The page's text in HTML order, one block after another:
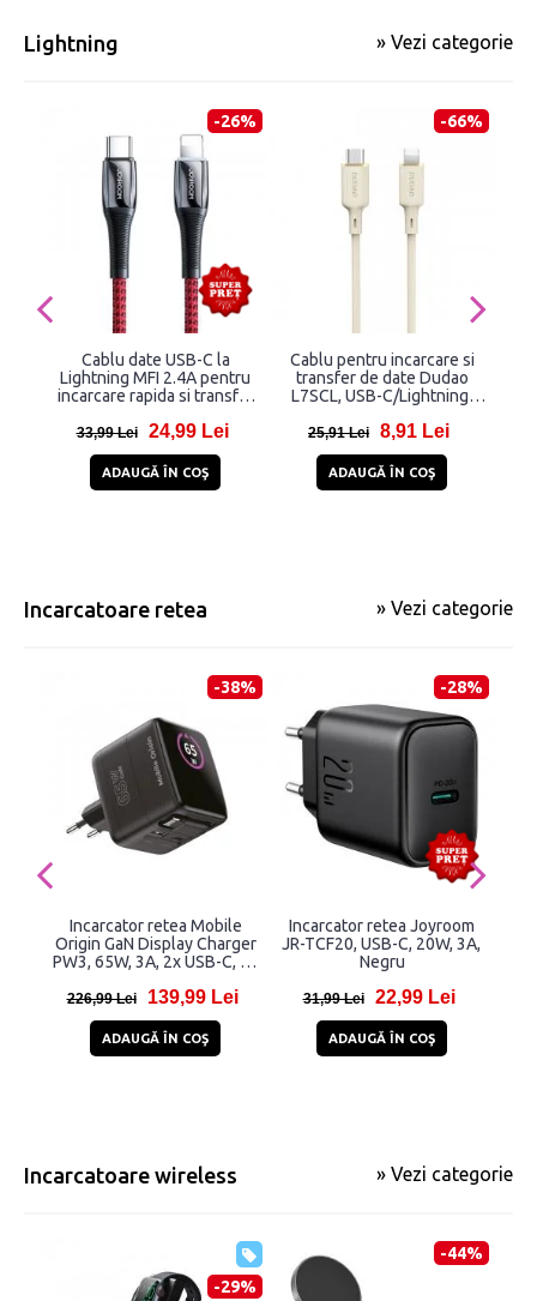
Lightning » Vezi categorie
-26%
Cablu date USB-C la
Lightning MFI 2.4A pentru
incarcare rapida si transfer
20W, 480 Mbps, 1.2m, Rosu
33,99 Lei 24,99 Lei
ADAUGĂ ÎN COŞ
-66%
Cablu pentru incarcare si
transfer de date Dudao
L7SCL, USB-C/Lightning,
25,91 Lei 8,91 Lei
ADAUGĂ ÎN COŞ
Incarcatoare retea » Vezi categorie
-38%
Incarcator retea Mobile
Origin GaN Display Charger
PW3, 65W, 3A, 2x USB-C, 1x
226,99 Lei 139,99 Lei
ADAUGĂ ÎN COŞ
-28%
Incarcator retea Joyroom
JR-TCF20, USB-C, 20W, 3A,
Negru
31,99 Lei 22,99 Lei
ADAUGĂ ÎN COŞ
Incarcatoare wireless » Vezi categorie
-29%
-44%